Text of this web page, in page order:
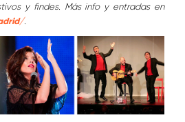
y findes. Más info y entradas en
.